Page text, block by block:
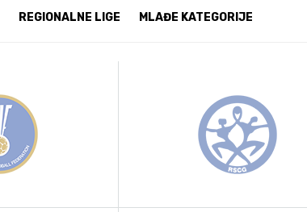
REGIONALNE LIGE MLAĐE KATEGORIJE